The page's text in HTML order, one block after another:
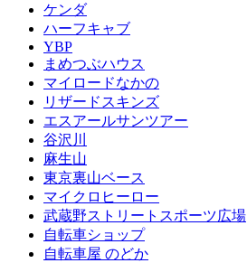
ケンダ
ハーフキャブ
YBP
まめつぶハウス
マイロードなかの
リザードスキンズ
エスアールサンツアー
谷沢川
麻生山
東京裏山ベース
マイクロヒーロー
武蔵野ストリートスポーツ広場
自転車ショップ
自転車屋 のどか